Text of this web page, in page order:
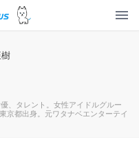
、タレント。女性アイドルグルー
京都出身。元ワタナベエンターテイ